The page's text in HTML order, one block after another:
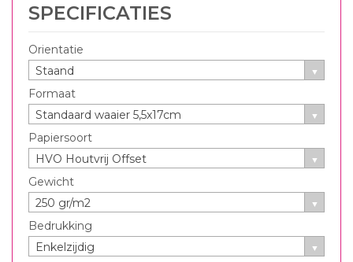
SPECIFICATIES
Orientatie
Staand
Formaat
Standaard waaier 5,5x17cm
Papiersoort
HVO Houtvrij Offset
Gewicht
250 gr/m2
Bedrukking
Enkelzijdig